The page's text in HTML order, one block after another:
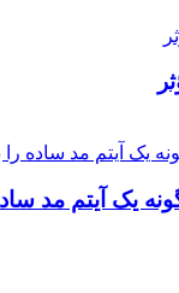
یک آیتم مد